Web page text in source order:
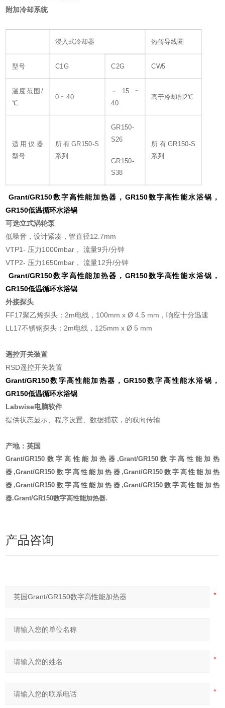
附加冷却系统
浸入式冷却器 热传导线圈
型号 C1G C2G CW5
温度范围/
℃
0 ~ 40
﹣15 ~
40
高于冷却剂2℃
适用仪器
型号
所有GR150-S
系列
GR150-
S26
GR150-
S38
所有GR150-S
系列
Grant/GR150数字高性能加热器，GR150数字高性能水浴锅，
GR150低温循环水浴锅
可选立式涡轮泵
低噪音，设计紧凑，管直径12.7mm
VTP1- 压力1000mbar， 流量9升/分钟
VTP2- 压力1650mbar， 流量12升/分钟
Grant/GR150数字高性能加热器，GR150数字高性能水浴锅，
GR150低温循环水浴锅
外接探头
FF17聚乙烯探头：2m电线，100mm x Ø 4.5 mm，响应十分迅速
LL17不锈钢探头：2m电线，125mm x Ø 5 mm
遥控开关装置
RSD遥控开关装置
Grant/GR150数字高性能加热器，GR150数字高性能水浴锅，
GR150低温循环水浴锅
Labwise电脑软件
提供状态显示、程序设置、数据捕获，的双向传输
产地：英国
Grant/GR150数字高性能加热器,Grant/GR150数字高性能加热
器,Grant/GR150数字高性能加热器,Grant/GR150数字高性能加热
器,Grant/GR150数字高性能加热器,Grant/GR150数字高性能加热
器.Grant/GR150数字高性能加热器.
产品咨询